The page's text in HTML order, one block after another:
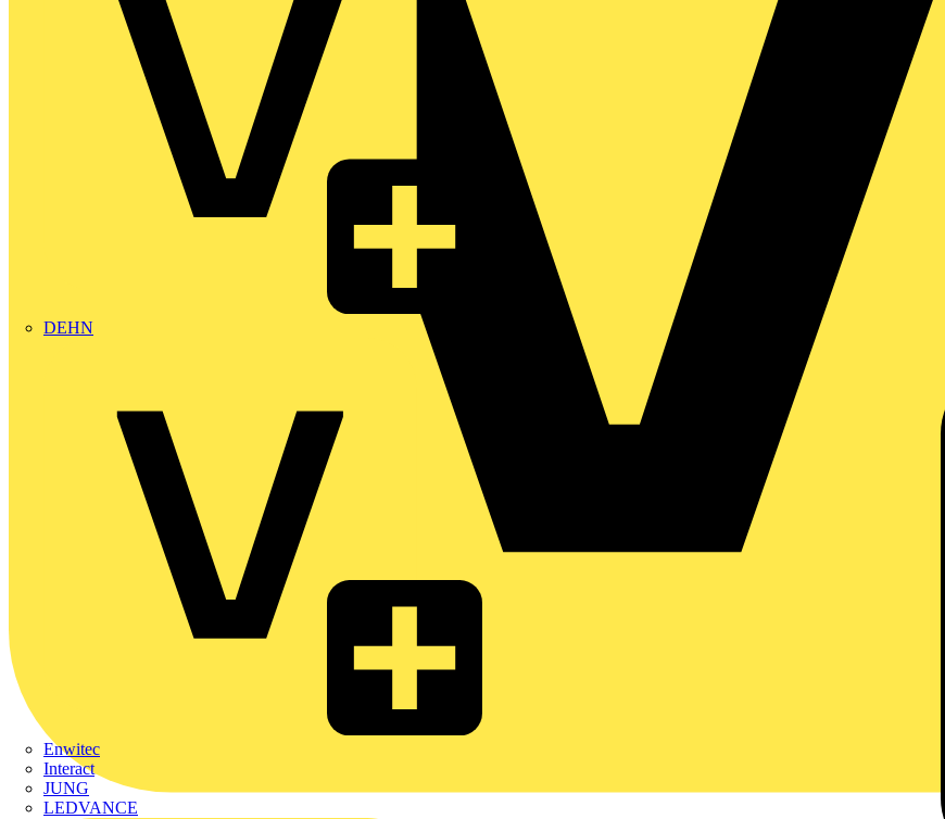
DEHN
Enwitec
Interact
JUNG
LEDVANCE